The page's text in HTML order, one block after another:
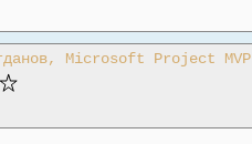
Microsoft Project